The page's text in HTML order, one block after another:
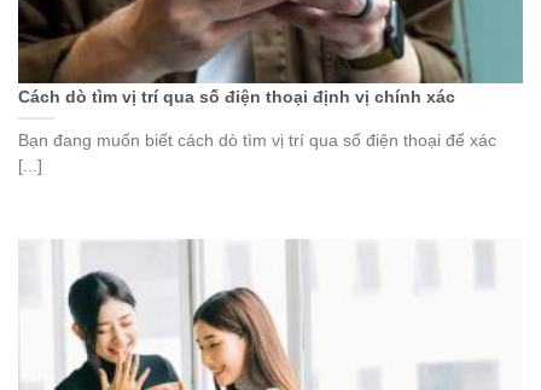
Cách dò tìm vị trí qua số điện thoại định vị chính xác
Bạn đang muốn biết cách dò tìm vị trí qua số điện thoại để xác
[...]